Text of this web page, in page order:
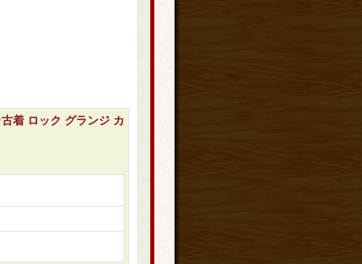
着 ロック グランジ カ